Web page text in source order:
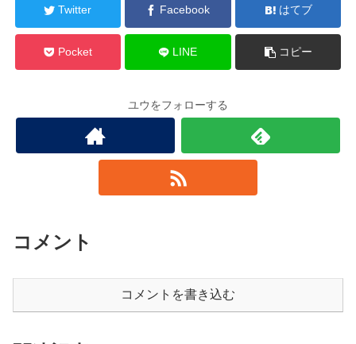
Twitter Facebook はてブ
Pocket LINE コピー
ユウをフォローする
コメント
コメントを書き込む